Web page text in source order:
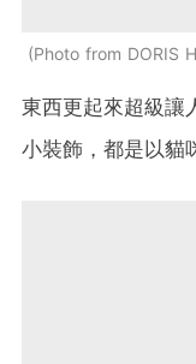
Photo from DORIS
東西更起來超級讓
小裝飾，都是以貓